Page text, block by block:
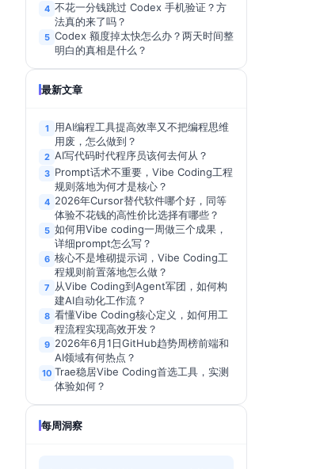
4 不花一分钱跳过 Codex 手机验证？方
法真的来了吗？
5 Codex 额度掉太快怎么办？两天时间整
明白的真相是什么？
最新文章
1
用AI编程工具提高效率又不把编程思维
用废，怎么做到？
2 AI写代码时代程序员该何去何从？
3 Prompt话术不重要，Vibe Coding工程
规则落地为何才是核心？
4 2026年Cursor替代软件哪个好，同等
体验不花钱的高性价比选择有哪些？
5 如何用Vibe coding一周做三个成果，
详细prompt怎么写？
6 核心不是堆砌提示词，Vibe Coding工
程规则前置落地怎么做？
7
从Vibe Coding到Agent军团，如何构
建AI自动化工作流？
8 看懂Vibe Coding核心定义，如何用工
程流程实现高效开发？
9 2026年6月1日GitHub趋势周榜前端和
AI领域有何热点？
10 Trae稳居Vibe Coding首选工具，实测
体验如何？
每周洞察